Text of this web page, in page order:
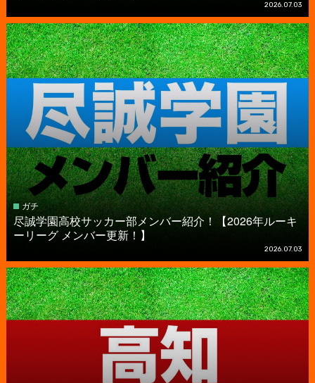
2026.07.03
ガチ
尽誠学園高校サッカー部メンバー紹介！【2026年ルーキ
ーリーグ メンバー更新！】
2026.07.03